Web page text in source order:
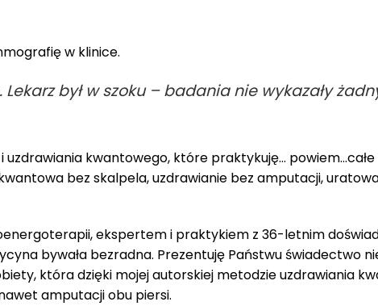
w klinice.
był w szoku – badania nie wykazały
kwantowego, które praktykuję… powiem…całe
bez skalpela, uzdrawianie bez amputacji,
ekspertem i praktykiem z 36-letnim
bywała bezradna. Prezentuję Państwu świadectwo
która dzięki mojej autorskiej metodzie uzdrawiania
amputacji obu piersi.